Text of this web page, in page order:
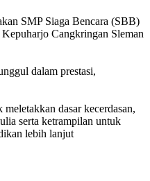
SMP Siaga Bencara (SBB)
Cangkringan Sleman
dalam prestasi,
dasar kecerdasan,
serta ketrampilan untuk
lebih lanjut